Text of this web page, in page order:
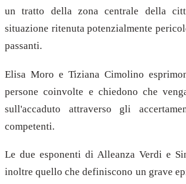
un tratto della zona centrale della
situazione ritenuta potenzialmente
passanti.
Elisa Moro e Tiziana Cimolino
persone coinvolte e chiedono che
sull'accaduto attraverso gli
competenti.
Le due esponenti di Alleanza Verdi e
inoltre quello che definiscono un grave